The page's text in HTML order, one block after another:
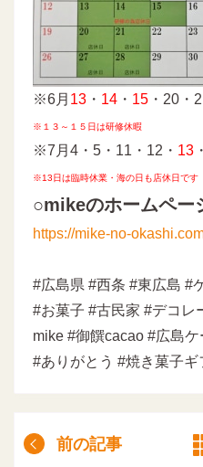
※6月 13 ・ 14 ・ 15 ・20・
※１３～１５日は研修休暇
※7月4・5・11・12・ 13 ・
※13日は臨時休業・海の日も店休日です
○mikeのホームペー
https://mike-no-
#広島県 #西条 #東広島 #
#お菓子 #古民家 #デコレ
mike #御饌cacao #広島
#ありがとう #焼き菓子
前の記事